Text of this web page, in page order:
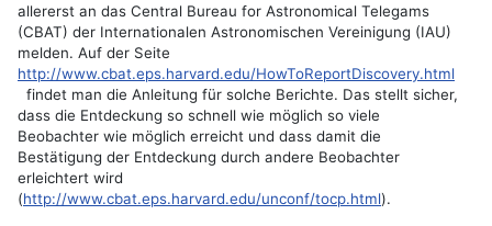
allererst an das Central Bureau for Astronomical Telegams
(CBAT) der Internationalen Astronomischen Vereinigung (IAU)
melden. Auf der Seite
http://www.cbat.eps.harvard.edu/HowToReportDiscovery.html
findet man die Anleitung für solche Berichte. Das stellt sicher,
dass die Entdeckung so schnell wie möglich so viele
Beobachter wie möglich erreicht und dass damit die
Bestätigung der Entdeckung durch andere Beobachter
erleichtert wird
(http://www.cbat.eps.harvard.edu/unconf/tocp.html).